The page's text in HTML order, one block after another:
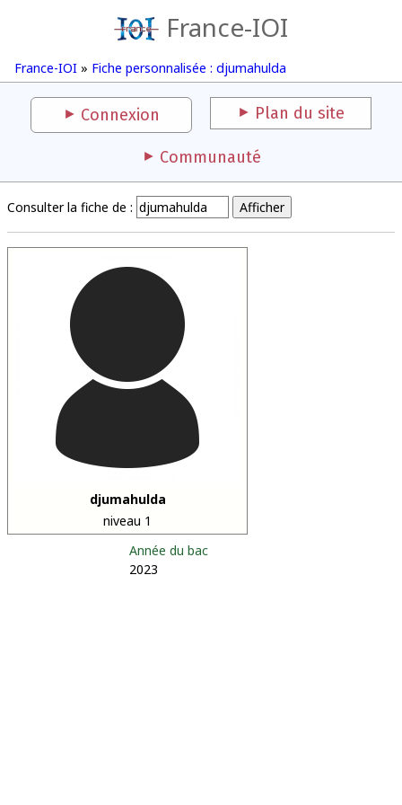
France-IOI
France-IOI » Fiche personnalisée : djumahulda
Connexion Plan du site
Communauté
Consulter la fiche de :
djumahulda
niveau 1
Année du bac
2023